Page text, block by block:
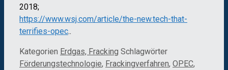
2018;
https://www.wsj.com/article/the-new.tech-that-
terrifies-opec..
Kategorien Erdgas, Fracking Schlagwörter
Förderungstechnologie, Frackingverfahren, OPEC,